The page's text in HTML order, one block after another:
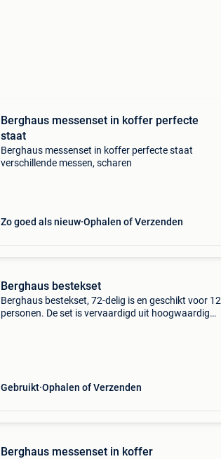
Berghaus messenset in koffer perfecte
staat
Berghaus messenset in koffer perfecte staat
verschillende messen, scharen
Zo goed als nieuw Ophalen of Verzenden
Berghaus bestekset
Berghaus bestekset, 72-delig is en geschikt voor 12
personen. De set is vervaardigd uit hoogwaardig
Gebruikt Ophalen of Verzenden
Berghaus messenset in koffer